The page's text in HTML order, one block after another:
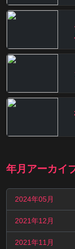
年月アーカイ
2024年05月
2021年12月
2021年11月